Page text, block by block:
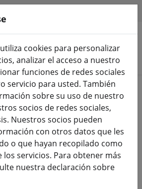
solicitado. Le
buscarsensores frsky.
die Suche nach
frsky" gefunden
cookies para personalizar
analizar el acceso a nuestro
funciones de redes sociales
servicio para usted. También
sobre su uso de nuestro
socios de redes sociales,
Nuestros socios pueden
con otros datos que les
o que hayan recopilado como
los servicios. Para obtener más
nuestra declaración sobre